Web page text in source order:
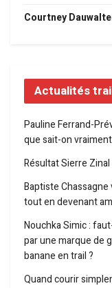
Courtney
Actualités
Pauline Ferrand-
que sait-on
Résultat Sierre
Baptiste
tout en devenant
Nouchka Simic :
par une marque de
banane en trail ?
Quand courir